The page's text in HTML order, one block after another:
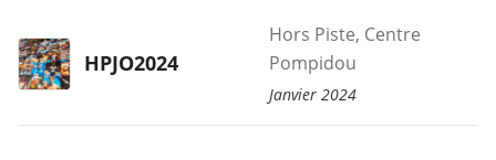
HPJO2024
Hors Piste, Centre
Pompidou
Janvier 2024